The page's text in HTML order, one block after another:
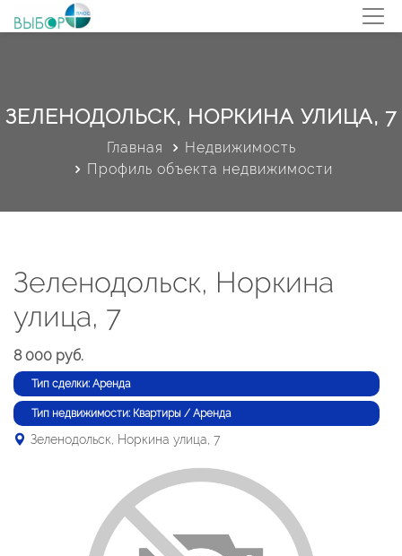
ЗЕЛЕНОДОЛЬСК, НОРКИНА УЛИЦА, 7
Главная
Недвижимость
Профиль объекта недвижимости
Зеленодольск, Норкина
улица, 7
8 000 руб.
Тип сделки: Аренда
Тип недвижимости: Квартиры / Аренда
Зеленодольск, Норкина улица, 7